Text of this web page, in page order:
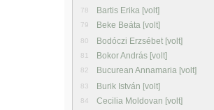
78 Bartis Erika [volt]
79 Beke Beáta [volt]
80 Bodóczi Erzsébet [volt]
81 Bokor András [volt]
82 Bucurean Annamaria [volt]
83 Burik István [volt]
84 Cecilia Moldovan [volt]